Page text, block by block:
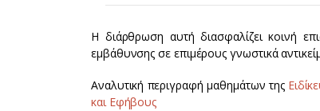
Η διάρθρωση αυτή διασφαλίζει κοινή
εμβάθυνσης σε επιμέρους γνωστικά
Αναλυτική περιγραφή μαθημάτων της
και Εφήβους